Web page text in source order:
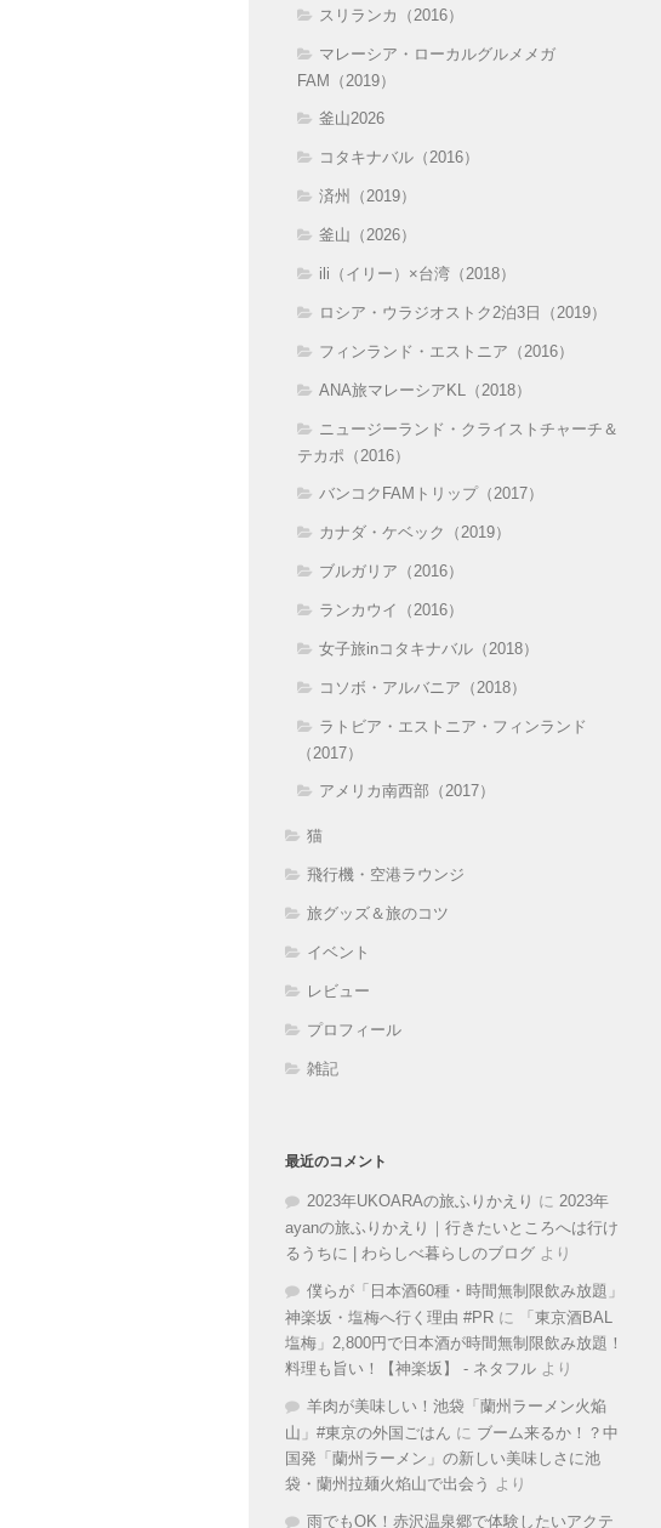
スリランカ（2016）
マレーシア・ローカルグルメメガ
FAM（2019）
釜山2026
コタキナバル（2016）
済州（2019）
釜山（2026）
ili（イリー）×台湾（2018）
ロシア・ウラジオストク2泊3日（2019）
フィンランド・エストニア（2016）
ANA旅マレーシアKL（2018）
ニュージーランド・クライストチャーチ＆
テカポ（2016）
バンコクFAMトリップ（2017）
カナダ・ケベック（2019）
ブルガリア（2016）
ランカウイ（2016）
女子旅inコタキナバル（2018）
コソボ・アルバニア（2018）
ラトビア・エストニア・フィンランド
（2017）
アメリカ南西部（2017）
猫
飛行機・空港ラウンジ
旅グッズ＆旅のコツ
イベント
レビュー
プロフィール
雑記
最近のコメント
2023年UKOARAの旅ふりかえり に 2023年
ayanの旅ふりかえり｜行きたいところへは行け
るうちに | わらしべ暮らしのブログ より
僕らが「日本酒60種・時間無制限飲み放題」
神楽坂・塩梅へ行く理由 #PR に
「東京酒BAL
塩梅」2,800円で日本酒が時間無制限飲み放題！
料理も旨い！【神楽坂】 - ネタフル より
羊肉が美味しい！池袋「蘭州ラーメン火焔
山」#東京の外国ごはん に ブーム来るか！？中
国発「蘭州ラーメン」の新しい美味しさに池
袋・蘭州拉麺火焰山で出会う より
雨でもOK！赤沢温泉郷で体験したいアクテ